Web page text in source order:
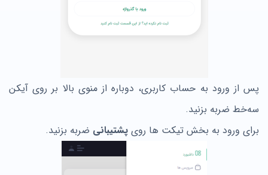
پس از ورود به حساب کاربری، دوباره از منوی بالا بر روی آیکن
سه‌خط ضربه بزنید.
برای ورود به بخش تیکت ها روی پشتیبانی ضربه بزنید.